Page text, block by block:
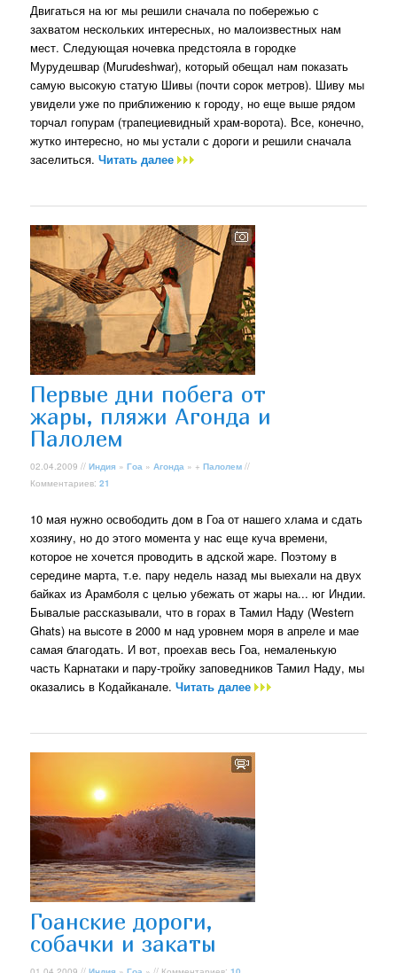
Двигаться на юг мы решили сначала по побережью с
захватом нескольких интересных, но малоизвестных нам
мест. Следующая ночевка предстояла в городке
Мурудешвар (Murudeshwar), который обещал нам показать
самую высокую статую Шивы (почти сорок метров). Шиву мы
увидели уже по приближению к городу, но еще выше рядом
торчал гопурам (трапециевидный храм-ворота). Все, конечно,
жутко интересно, но мы устали с дороги и решили сначала
заселиться.Читать далее
Первые дни побега от
жары, пляжи Агонда и
Палолем
02.04.2009 //Индия »Гоа »Агонда » +Палолем //
Комментариев:21
10 мая нужно освободить дом в Гоа от нашего хлама и сдать
хозяину, но до этого момента у нас еще куча времени,
которое не хочется проводить в адской жаре. Поэтому в
середине марта, т.е. пару недель назад мы выехали на двух
байках из Арамболя с целью убежать от жары на... юг Индии.
Бывалые рассказывали, что в горах в Тамил Наду (Western
Ghats) на высоте в 2000 м над уровнем моря в апреле и мае
самая благодать. И вот, проехав весь Гоа, немаленькую
часть Карнатаки и пару-тройку заповедников Тамил Наду, мы
оказались в Кодайканале.Читать далее
Гоанские дороги,
собачки и закаты